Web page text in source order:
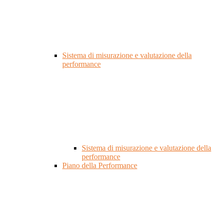
Sistema di misurazione e valutazione della
performance
Sistema di misurazione e valutazione della
performance
Piano della Performance